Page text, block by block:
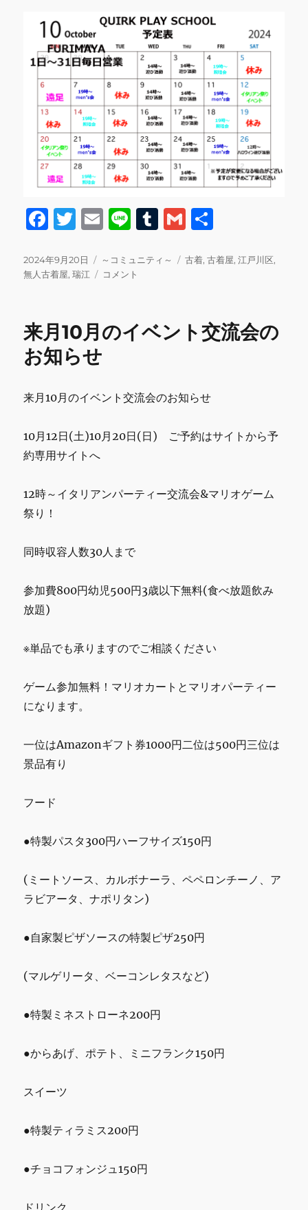
F
c
e
o
o
k
T
it
te
E
ai
l
Li
e
T
m
G
ai
投
稿
2024年9月20日
カ
テ
～コミュニティ～
タ
古着,古着屋,江戸川区,
無人古着屋,瑞江
10
ジ
定
す。
コメント
来月10月のイベント交流会の
お知らせ
来月10月のイベント交流会のお知らせ
10月12日(土)10月20日(日) ご予約はサイトから予
約専用サイトへ
12時～イタリアンパーティー交流会&マリオゲーム
祭り！
同時収容人数30人まで
参加費800円幼児500円3歳以下無料(食べ放題飲み
放題)
※単品でも承りますのでご相談ください
ゲーム参加無料！マリオカートとマリオパーティー
になります。
一位はAmazonギフト券1000円二位は500円三位は
景品有り
フード
●特製パスタ300円ハーフサイズ150円
(ミートソース、カルボナーラ、ペペロンチーノ、ア
ラビアータ、ナポリタン)
●自家製ピザソースの特製ピザ250円
(マルゲリータ、ベーコンレタスなど)
●特製ミネストローネ200円
●からあげ、ポテト、ミニフランク150円
スイーツ
●特製ティラミス200円
●チョコフォンジュ150円
ドリンク